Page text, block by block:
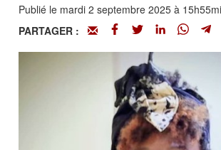
Publié le mardi 2 septembre 2025 à
PARTAGER :